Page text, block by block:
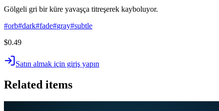
Gölgeli gri bir küre yavaşça titreşerek kayboluyor.
#orb#dark#fade#gray#subtle
$0.49
Satın almak için giriş yapın
Related items